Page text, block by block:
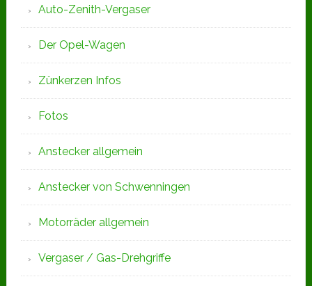
Auto-Zenith-Vergaser
Der Opel-Wagen
Zünkerzen Infos
Fotos
Anstecker allgemein
Anstecker von Schwenningen
Motorräder allgemein
Vergaser / Gas-Drehgriffe